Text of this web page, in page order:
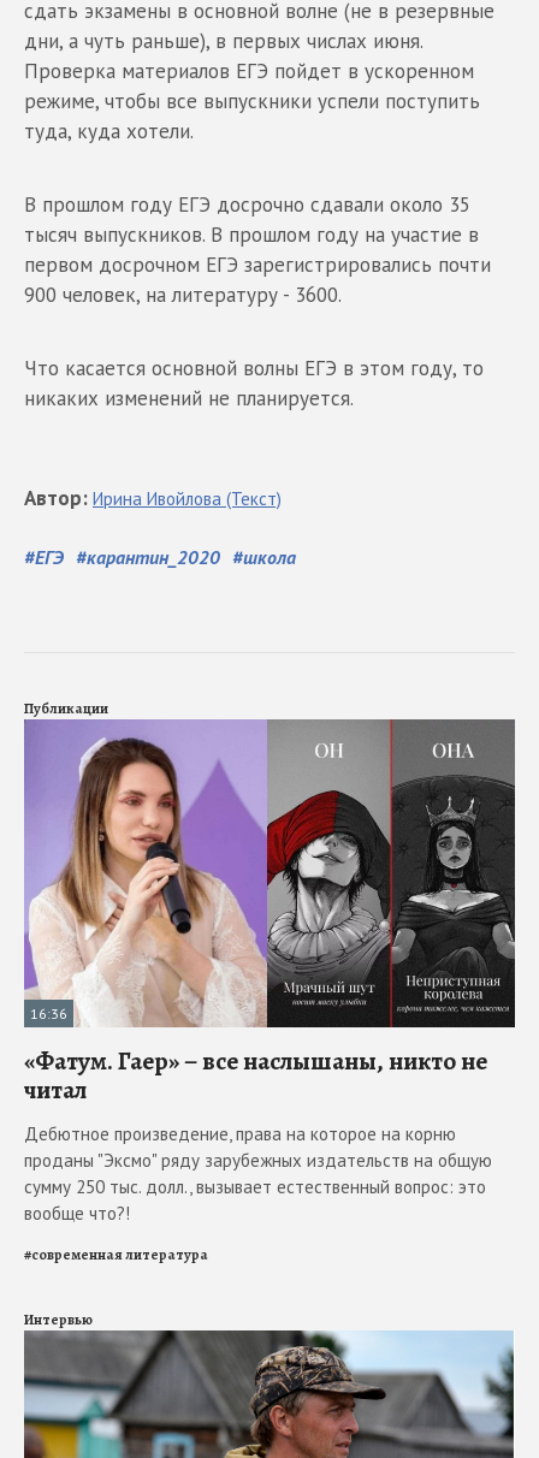
сдать экзамены в основной волне (не в резервные
дни, а чуть раньше), в первых числах июня.
Проверка материалов ЕГЭ пойдет в ускоренном
режиме, чтобы все выпускники успели поступить
туда, куда хотели.
В прошлом году ЕГЭ досрочно сдавали около 35
тысяч выпускников. В прошлом году на участие в
первом досрочном ЕГЭ зарегистрировались почти
900 человек, на литературу - 3600.
Что касается основной волны ЕГЭ в этом году, то
никаких изменений не планируется.
#ЕГЭ #карантин_2020 #школа
Автор: Ирина Ивойлова (Текст)
Публикации
16:36
«Фатум. Гаер» – все наслышаны, никто не
читал
Дебютное произведение, права на которое на корню
проданы "Эксмо" ряду зарубежных издательств на общую
сумму 250 тыс. долл., вызывает естественный вопрос: это
вообще что?!
#современная литература
Интервью